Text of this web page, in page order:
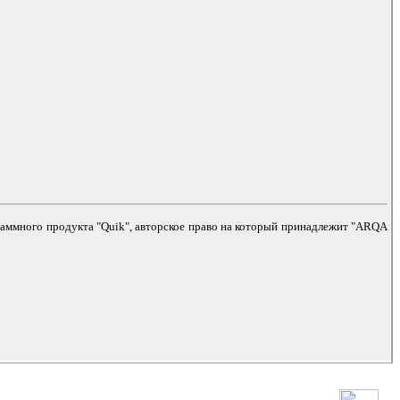
продукта "Quik", авторское право на который принадлежит "ARQA